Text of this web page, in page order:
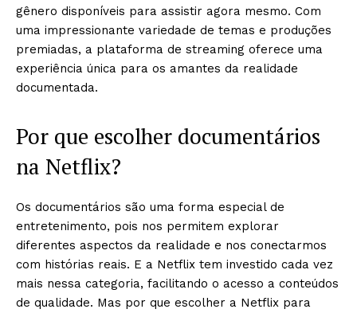
gênero disponíveis para assistir agora mesmo. Com
uma impressionante variedade de temas e produções
premiadas, a plataforma de streaming oferece uma
experiência única para os amantes da realidade
documentada.
Por que escolher documentários
na Netflix?
Os documentários são uma forma especial de
entretenimento, pois nos permitem explorar
diferentes aspectos da realidade e nos conectarmos
com histórias reais. E a Netflix tem investido cada vez
mais nessa categoria, facilitando o acesso a conteúdos
de qualidade. Mas por que escolher a Netflix para